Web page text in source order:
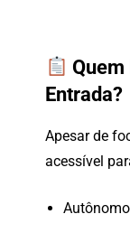
Quem
Entrada?
Apesarde
acessível